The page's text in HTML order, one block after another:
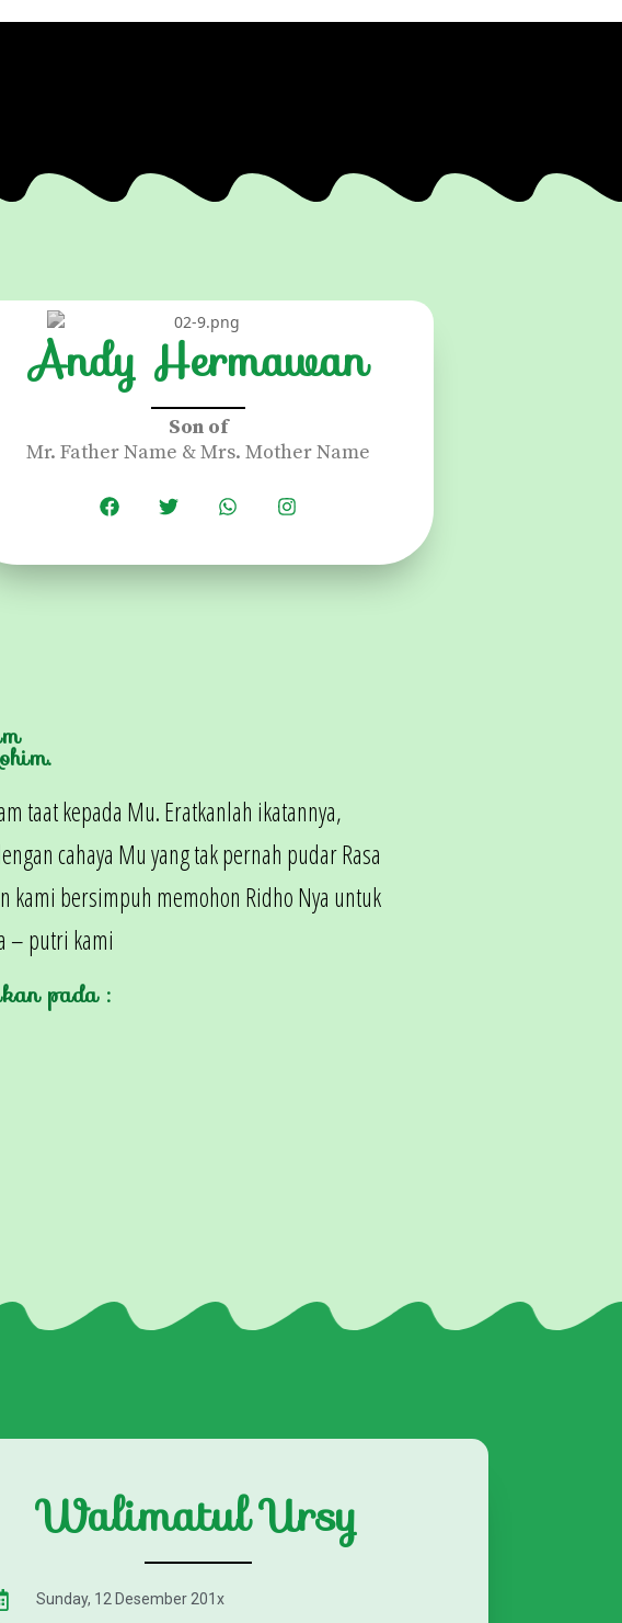
Andy Hermawan
Son of
Mr. Father Name & Mrs. Mother Name
taat kepada Mu. Eratkanlah ikatannya,
cahaya Mu yang tak pernah pudar Rasa
kami bersimpuh memohon Ridho Nya untuk
– putri kami
pada :
Walimatul Ursy
Sunday, 12 Desember 201x